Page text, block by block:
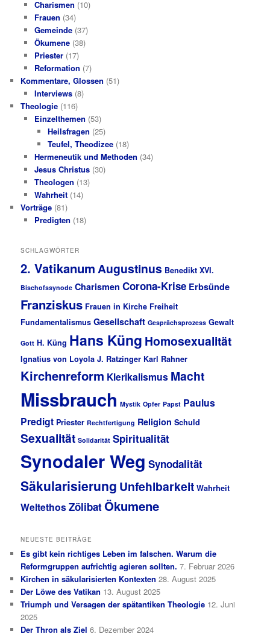
Charismen (10)
Frauen (34)
Gemeinde(37)
Ökumene(38)
Priester(17)
Reformation (7)
Kommentare, Glossen (51)
Interviews(8)
Theologie (116)
Einzelthemen (53)
Heilsfragen (25)
Teufel, Theodizee (18)
Hermeneutik und Methoden (34)
Jesus Christus(30)
Theologen (13)
Wahrheit(14)
Vorträge (81)
Predigten (18)
SCHLAGWÖRTER
2. Vatikanum Augustinus Benedikt XVI.
Bischofssynode Charismen Corona-Krise Erbsünde
Franziskus Frauen in Kirche Freiheit
Fundamentalismus Gesellschaft Gesprächsprozess Gewalt
Gott H. Küng Hans Küng Homosexualität
Ignatius von Loyola J. Ratzinger Karl Rahner
Kirchenreform Klerikalismus Macht
Missbrauch Mystik Opfer Papst Paulus
Predigt Priester Rechtfertigung Religion Schuld
Sexualität Solidarität Spiritualität
Synodaler Weg Synodalität
Säkularisierung Unfehlbarkeit Wahrheit
WeltethosZölibatÖkumene
NEUESTE BEITRÄGE
Es gibt kein richtiges Leben im falschen. Warum die
Reformgruppen aufrichtig agieren sollten. 7. Februar 2026
Kirchen in säkularisierten Kontexten 28. August 2025
Der Löwe des Vatikan 13. August 2025
Triumph und Versagen der spätantiken Theologie 12. Juni
2025
Der Thron als Ziel 6. Dezember 2024